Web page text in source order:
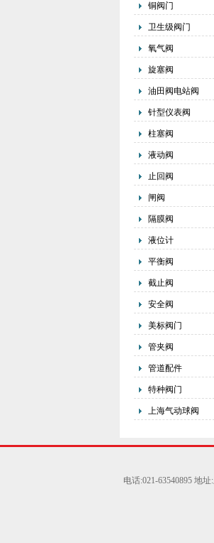
铜阀门
卫生级阀门
氧气阀
旋塞阀
油田阀电站阀
针型仪表阀
柱塞阀
液动阀
止回阀
闸阀
隔膜阀
液位计
平衡阀
截止阀
安全阀
美标阀门
管夹阀
管道配件
特种阀门
上海气动球阀
电话:021-63540895 地